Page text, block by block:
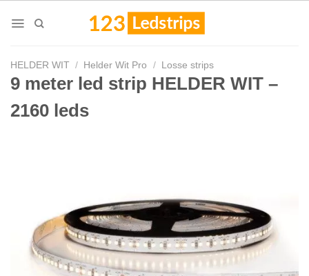
HELDER WIT / Helder Wit Pro / Losse strips
9 meter led strip HELDER WIT –
2160 leds